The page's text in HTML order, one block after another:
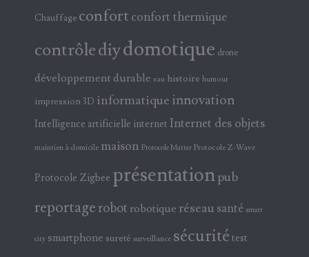
Chauffage confort confort thermique
contrôlediydomotique drone
développement durable eau histoire humour
impression 3D informatique innovation
Intelligence artificielle internet Internet des objets
maintien à domicile maison Protocole Matter Protocole Z-Wave
Protocole Zigbee présentationpub
reportage robot robotique réseau santé smart
city smartphone sureté surveillance sécurité test